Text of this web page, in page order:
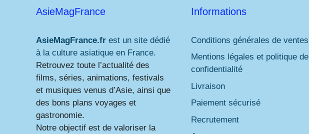
AsieMagFrance
AsieMagFrance.fr est un site dédié
à la culture asiatique en France.
Retrouvez toute l’actualité des
films, séries, animations, festivals
et musiques venus d’Asie, ainsi que
des bons plans voyages et
gastronomie.
Notre objectif est de valoriser la
Informations
Conditions générales de ventes
Mentions légales et politique de
confidentialité
Livraison
Paiement sécurisé
Recrutement